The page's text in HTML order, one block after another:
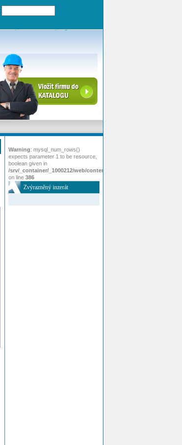
Warning: mysql_num_rows()
expects parameter 1 to be resource,
boolean given in
/srv/_container/_1000212/web/content/www/index.php
on line 386
Zvýrazněný inzerát